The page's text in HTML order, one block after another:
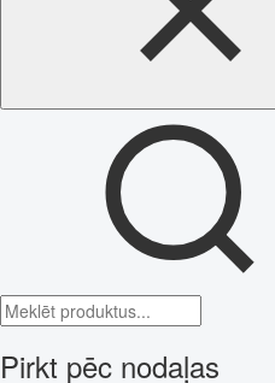
Pirkt pēc nodaļas